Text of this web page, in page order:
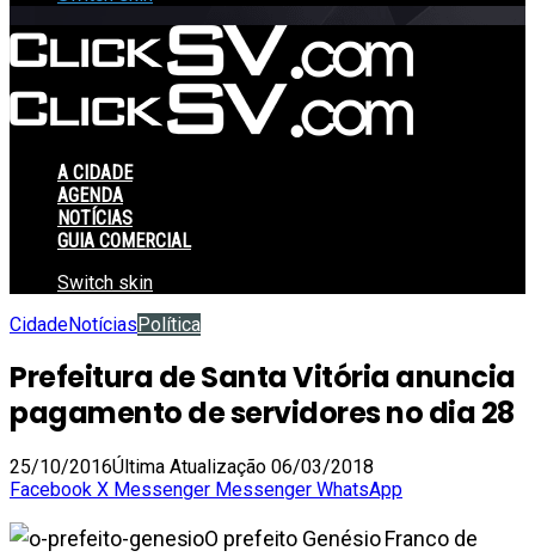
A CIDADE
AGENDA
NOTÍCIAS
GUIA COMERCIAL
Switch skin
CidadeNotícias Política
Prefeitura de Santa Vitória anuncia
pagamento de servidores no dia 28
25/10/2016Última Atualização 06/03/2018
Facebook X Messenger Messenger WhatsApp
O prefeito Genésio Franco de